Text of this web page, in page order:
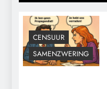
CENSUUR
SAMENZWERING